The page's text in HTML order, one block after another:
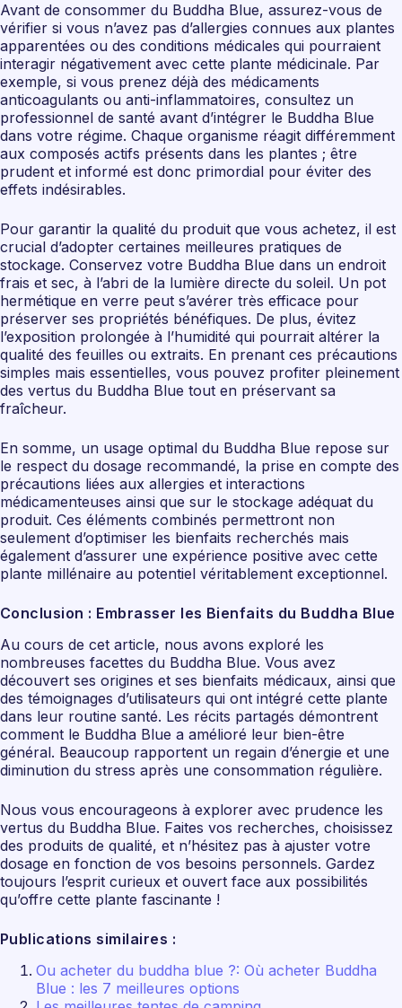
Avant de consommer du Buddha Blue, assurez-vous de
vérifier si vous n’avez pas d’allergies connues aux plantes
apparentées ou des conditions médicales qui pourraient
interagir négativement avec cette plante médicinale. Par
exemple, si vous prenez déjà des médicaments
anticoagulants ou anti-inflammatoires, consultez un
professionnel de santé avant d’intégrer le Buddha Blue
dans votre régime. Chaque organisme réagit différemment
aux composés actifs présents dans les plantes ; être
prudent et informé est donc primordial pour éviter des
effets indésirables.
Pour garantir la qualité du produit que vous achetez, il est
crucial d’adopter certaines meilleures pratiques de
stockage. Conservez votre Buddha Blue dans un endroit
frais et sec, à l’abri de la lumière directe du soleil. Un pot
hermétique en verre peut s’avérer très efficace pour
préserver ses propriétés bénéfiques. De plus, évitez
l’exposition prolongée à l’humidité qui pourrait altérer la
qualité des feuilles ou extraits. En prenant ces précautions
simples mais essentielles, vous pouvez profiter pleinement
des vertus du Buddha Blue tout en préservant sa
fraîcheur.
En somme, un usage optimal du Buddha Blue repose sur
le respect du dosage recommandé, la prise en compte des
précautions liées aux allergies et interactions
médicamenteuses ainsi que sur le stockage adéquat du
produit. Ces éléments combinés permettront non
seulement d’optimiser les bienfaits recherchés mais
également d’assurer une expérience positive avec cette
plante millénaire au potentiel véritablement exceptionnel.
Conclusion : Embrasser les Bienfaits du Buddha Blue
Au cours de cet article, nous avons exploré les
nombreuses facettes du Buddha Blue. Vous avez
découvert ses origines et ses bienfaits médicaux, ainsi que
des témoignages d’utilisateurs qui ont intégré cette plante
dans leur routine santé. Les récits partagés démontrent
comment le Buddha Blue a amélioré leur bien-être
général. Beaucoup rapportent un regain d’énergie et une
diminution du stress après une consommation régulière.
Nous vous encourageons à explorer avec prudence les
vertus du Buddha Blue. Faites vos recherches, choisissez
des produits de qualité, et n’hésitez pas à ajuster votre
dosage en fonction de vos besoins personnels. Gardez
toujours l’esprit curieux et ouvert face aux possibilités
qu’offre cette plante fascinante !
Publications similaires :
Ou acheter du buddha blue ?: Où acheter Buddha
Blue : les 7 meilleures options